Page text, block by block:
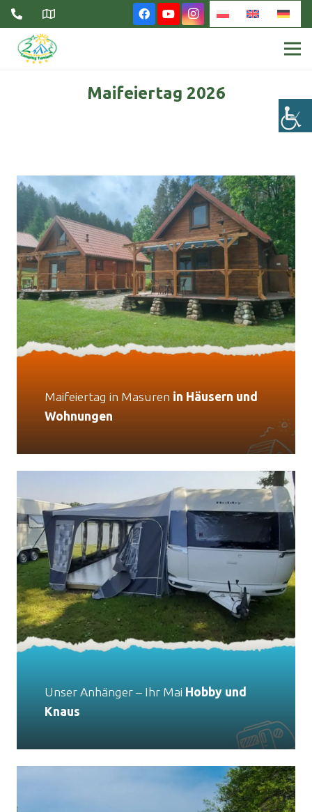
Maifeiertag 2026
Maifeiertag in Masuren in Häusern und
Wohnungen
Unser Anhänger – Ihr Mai Hobby und
Knaus